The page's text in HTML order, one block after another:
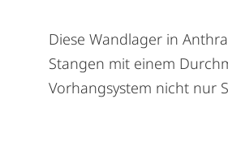
Diese Wandlager in
Stangen mit einem
Vorhangsystem nicht nur